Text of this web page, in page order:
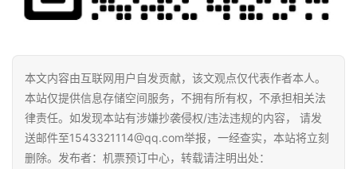
本文内容由互联网用户自发贡献，该文观点仅代表作者本人。
本站仅提供信息存储空间服务，不拥有所有权，不承担相关法
律责任。如发现本站有涉嫌抄袭侵权/违法违规的内容， 请发
送邮件至1543321114@qq.com举报，一经查实，本站将立刻
删除。发布者：机票预订中心，转载请注明出处：